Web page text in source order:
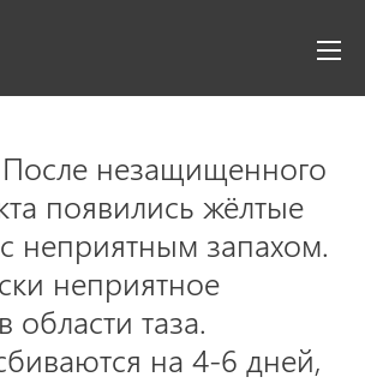
незащищенного
появились жёлтые
неприятным запахом.
неприятное
таза.
на 4-6 дней,